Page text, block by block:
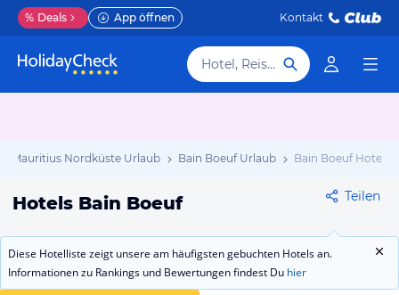
% Deals App öffnen Kontakt
Hotel, Reiseziel
Mauritius Nordküste Urlaub Bain Boeuf Urlaub Bain Boeuf Hotels
Hotels Bain Boeuf Teilen
Diese Hotelliste zeigt unsere am häufigsten gebuchten Hotels an.
Informationen zu Rankings und Bewertungen findest Du hier